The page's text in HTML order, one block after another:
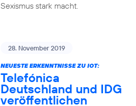
Sexismus stark macht.
28. November 2019
NEUESTE ERKENNTNISSE ZU IOT:
Telefónica
Deutschland und IDG
veröffentlichen